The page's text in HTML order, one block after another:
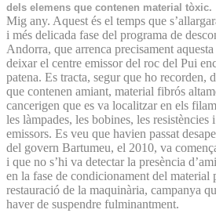
dels elemens que contenen material tòxic.
Mig any. Aquest és el temps que
i més delicada fase del programa de
Andorra, que arrenca precisament
deixar el centre emissor del roc del Pui
patena. Es tracta, segur que ho recorden,
que contenen amiant, material fibrós
cancerigen que es va localitzar en els
les làmpades, les bobines, les resistències
emissors. Es veu que havien passat
del govern Bartumeu, el 2010, va
i que no s’hi va detectar la presència
en la fase de condicionament del material
restauració de la maquinària, campanya
haver de suspendre fulminantment.